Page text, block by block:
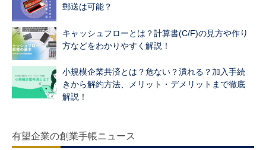
郵送は可能？
キャッシュフローとは？計算書(C/F)の見方や作り
方などをわかりやすく解説！
小規模企業共済とは？危ない？潰れる？加入手続
きから解約方法、メリット・デメリットまで徹底
解説！
有望企業の創業手帳ニュース